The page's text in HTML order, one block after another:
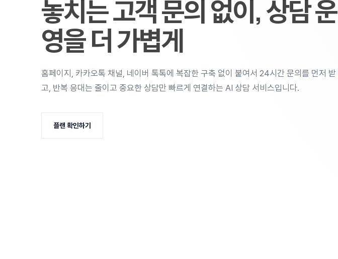
놓치는 고객 문의 없이, 상담 운
영을 더 가볍게
홈페이지, 카카오톡 채널, 네이버 톡톡에 복잡한 구축 없이 붙여서 24시간 문의를 먼저 받
고, 반복 응대는 줄이고 중요한 상담만 빠르게 연결하는 AI 상담 서비스입니다.
플랜 확인하기